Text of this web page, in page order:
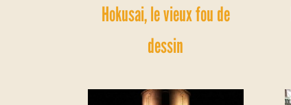
Hokusai, le vieux fou de
dessin